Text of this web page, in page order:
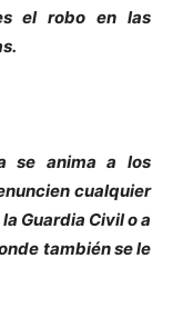
el robo en las
se anima a los
cualquier
Guardia Civil o a
también se le